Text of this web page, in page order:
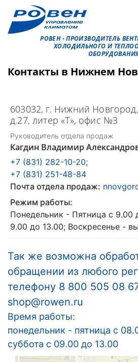
РОВЕН - ПРОИЗВОДИТЕЛЬ
ХОЛОДИЛЬНОГО И
Контакты в Нижнем
603032, г. Нижний
д.27, литер «Т», офис №3
Руководитель отдела продаж
Кагдин Владимир
+7 (831) 282-10-20;
+7 (831) 251-48-84
Почта отдела продаж:
Режим работы:
Понедельник - Пятница с 9.00
9.00 до 13.00; Воскресенье -
Так же возможна
обращении из любого
телефону 8 800 505 08
shop@rowen.ru
Время работы:
понедельник - пятница с
суббота с 09.00 до 13.00